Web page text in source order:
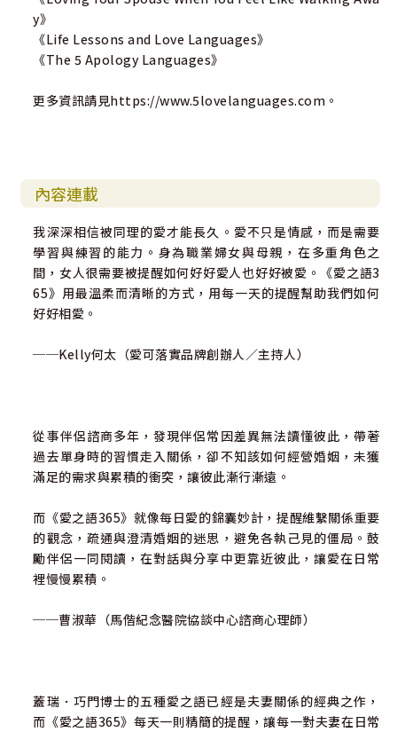
y》
《Life Lessons and Love Languages》
《The 5 Apology Languages》
更多資訊請見https://www.5lovelanguages.com。
內容連載
我深深相信被同理的愛才能長久。愛不只是情感，而是需要
學習與練習的能力。身為職業婦女與母親，在多重角色之
間，女人很需要被提醒如何好好愛人也好好被愛。《愛之語3
65》用最溫柔而清晰的方式，用每一天的提醒幫助我們如何
好好相愛。
──Kelly何太（愛可落實品牌創辦人／主持人）
從事伴侶諮商多年，發現伴侶常因差異無法讀懂彼此，帶著
過去單身時的習慣走入關係，卻不知該如何經營婚姻，未獲
滿足的需求與累積的衝突，讓彼此漸行漸遠。
而《愛之語365》就像每日愛的錦囊妙計，提醒維繫關係重要
的觀念，疏通與澄清婚姻的迷思，避免各執己見的僵局。鼓
勵伴侶一同閱讀，在對話與分享中更靠近彼此，讓愛在日常
裡慢慢累積。
──曹淑華（馬偕紀念醫院協談中心諮商心理師）
蓋瑞．巧門博士的五種愛之語已經是夫妻關係的經典之作，
而《愛之語365》每天一則精簡的提醒，讓每一對夫妻在日常